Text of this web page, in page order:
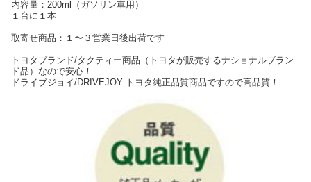
内容量：200ml（ガソリン車用）
１台に１本
取寄せ商品：１〜３営業日後出荷です
トヨタブランド/タクティー商品（トヨタが販売するナショナルブラン
ド品）なので安心！
ドライブジョイ/DRIVEJOY トヨタ純正品質商品ですので高品質！